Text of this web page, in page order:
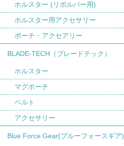
ホルスター (リボルバー用)
ホルスター用アクセサリー
ポーチ・アクセアリー
BLADE-TECH（ブレードテック）
ホルスター
マグポーチ
ベルト
アクセサリー
Blue Force Gear(ブルーフォースギア)